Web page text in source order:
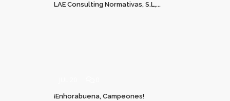
LAE Consulting Normativas, S.L,...
¡Enhorabuena, Campeones!